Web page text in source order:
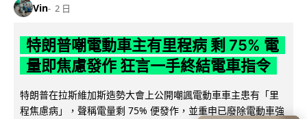
Vin 2 日
特朗普嘲電動車主有里程病 剩 75% 電
量即焦慮發作 狂言一手終結電車指令
特朗普在拉斯維加斯造勢大會上公開嘲諷電動車車主患有「里
程焦慮病」，聲稱電量剩 75% 便發作，並重申已廢除電動車強